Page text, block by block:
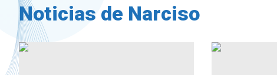
Noticias de Narciso